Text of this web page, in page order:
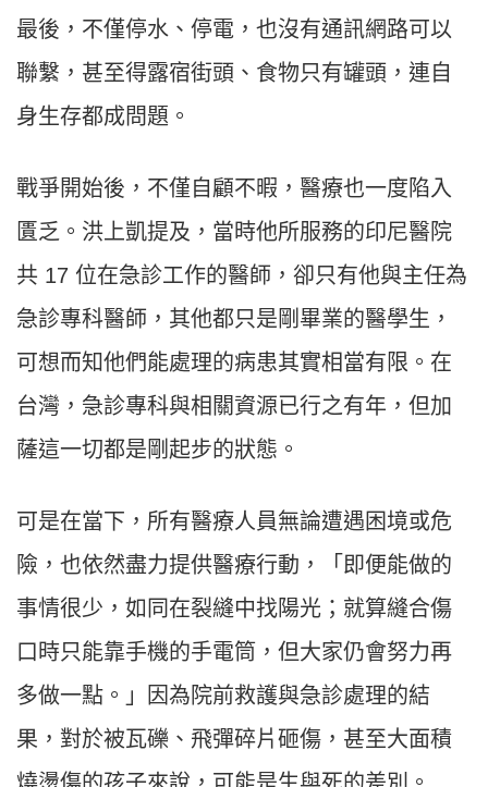
最後，不僅停水、停電，也沒有通訊網路可以
聯繫，甚至得露宿街頭、食物只有罐頭，連自
身生存都成問題。
戰爭開始後，不僅自顧不暇，醫療也一度陷入
匱乏。洪上凱提及，當時他所服務的印尼醫院
共 17 位在急診工作的醫師，卻只有他與主任為
急診專科醫師，其他都只是剛畢業的醫學生，
可想而知他們能處理的病患其實相當有限。在
台灣，急診專科與相關資源已行之有年，但加
薩這一切都是剛起步的狀態。
可是在當下，所有醫療人員無論遭遇困境或危
險，也依然盡力提供醫療行動，「即便能做的
事情很少，如同在裂縫中找陽光；就算縫合傷
口時只能靠手機的手電筒，但大家仍會努力再
多做一點。」因為院前救護與急診處理的結
果，對於被瓦礫、飛彈碎片砸傷，甚至大面積